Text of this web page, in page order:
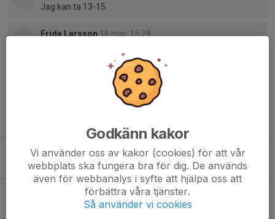
Jag kan ta 13-15
Frida Larsson16 maj, 15:28
Avslutning + Föräldrarmatch
8 jun, 08:52 0
Sammandrag 31/5
29 maj, 06:50 0
Godkänn kakor
Vi använder oss av kakor (cookies) för att vår
webbplats ska fungera bra för dig. De används
även för webbanalys i syfte att hjälpa oss att
förbättra våra tjänster.
Så använder vi cookies